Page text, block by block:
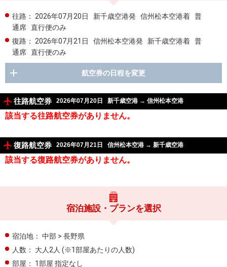
往路： 2026年07月20日 新千歳空港発 信州松本空港着 普
通席 直行便のみ
復路：
2026年07月21日 信州松本空港発 新千歳空港着 普
通席 直行便のみ
航空券の日程を変更
往路航空券 2026年07月20日 新千歳空港 → 信州松本空港
該当する往路航空券がありません。
復路航空券 2026年07月21日 信州松本空港 → 新千歳空港
該当する復路航空券がありません。
宿泊施設・プランを選択
宿泊地： 中部 > 長野県
人数：
大人2人 (※1部屋あたりの人数)
部屋：
1部屋 指定なし